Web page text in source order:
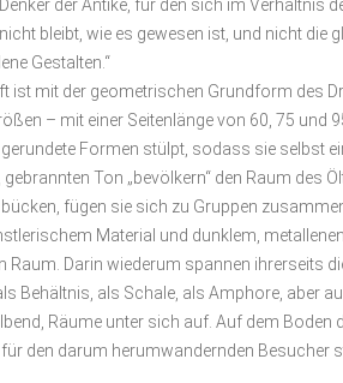
der Antike, für den sich im Verhältnis
bleibt, wie es gewesen ist, und nicht die
Gestalten.“
mit der geometrischen Grundform des
– mit einer Seitenlänge von 60, 75 und
Formen stülpt, sodass sie selbst
Ton „bevölkern“ den Raum des
fügen sie sich zu Gruppen
Material und dunklem,
Raum. Darin wiederum spannen
Behältnis, als Schale, als Amphore, aber
Räume unter sich auf. Auf dem
den darum herumwandernden Besucher